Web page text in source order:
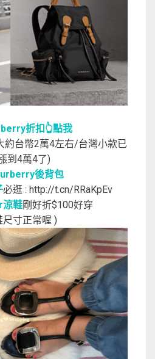
折扣👆點我
約台幣2萬4左右/台灣小款已
到4萬4了)
後背包
必逛 : http://t.cn/RRaKpEv
鞋剛好折$100好穿
尺寸正常喔 )